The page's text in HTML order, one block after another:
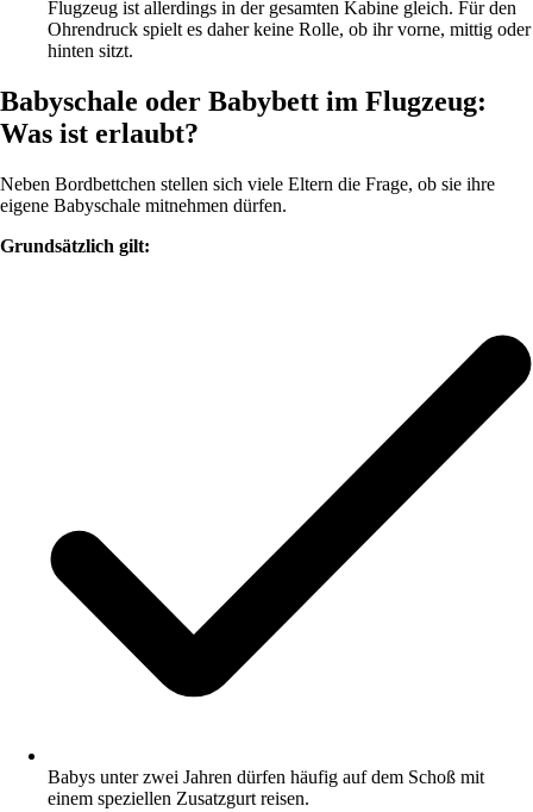
Flugzeug ist allerdings in der gesamten Kabine gleich. Für den
Ohrendruck spielt es daher keine Rolle, ob ihr vorne, mittig oder
hinten sitzt.
Babyschale oder Babybett im Flugzeug:
Was ist erlaubt?
Neben Bordbettchen stellen sich viele Eltern die Frage, ob sie ihre
eigene Babyschale mitnehmen dürfen.
Grundsätzlich gilt:
Babys unter zwei Jahren dürfen häufig auf dem Schoß mit
einem speziellen Zusatzgurt reisen.